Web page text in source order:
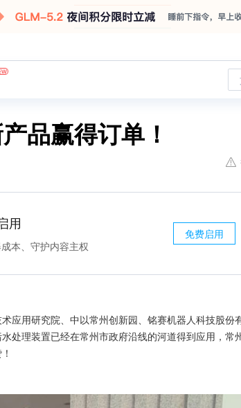
品赢得订单！
用
本、守护内容主权
免费启用
应用研究院、中以常州创新园、铭赛机器人科技股份
处理装置已经在常州市政府沿线的河道得到应用，常